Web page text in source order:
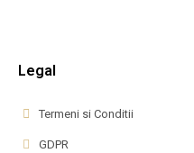
Legal
Termeni si Conditii
GDPR